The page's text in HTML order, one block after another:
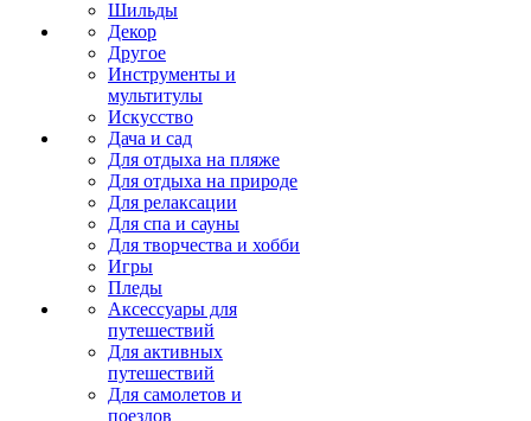
Шильды
Декор
Другое
Инструменты и
мультитулы
Искусство
Дача и сад
Для отдыха на пляже
Для отдыха на природе
Для релаксации
Для спа и сауны
Для творчества и хобби
Игры
Пледы
Аксессуары для
путешествий
Для активных
путешествий
Для самолетов и
поездов